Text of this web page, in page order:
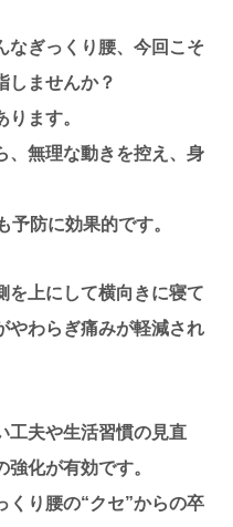
なぎっくり腰、今回こそ
しませんか？
ます。
、無理な動きを控え、身
予防に効果的です。
を上にして横向きに寝て
やわらぎ痛みが軽減され
工夫や生活習慣の見直
化が有効です。
くり腰の“クセ”からの卒